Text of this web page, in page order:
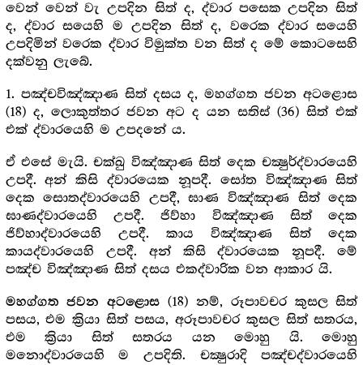
වෙන් වෙන් වැ උපදින සිත් ද, ද්වාර පසෙක උපදින සිත්
ද, ද්වාර සයෙහි ම උපදින සිත් ද, වරෙක ද්වාර සයෙහි
උපදිමින් වරෙක ද්වාර විමුක්ත වන සිත් ද මේ කොටසෙහි
දක්වනු ලැබේ.
1. පඤ්චවිඤ්ඤාණ සිත් දසය ද, මහග්ගත ජවන අටළොස
(18) ද, ලොකුත්තර ජවන අට ද යන සතිස් (36) සිත් එක්
එක් ද්වාරයෙහි ම උපදනේ ය.
ඒ එසේ මැයි. චක්ඛු විඤ්ඤාණ සිත් දෙක චක්‍ෂුර්ද්වාරයෙහි
උපදී. අන් කිසි ද්වාරයෙක නූපදී. සෝත විඤ්ඤාණ සිත්
දෙක සොතද්වාරයෙහි උපදී, ඝාණ විඤ්ඤාණ සිත් දෙක
ඝාණද්වාරයෙහි උපදී. ජිව්හා විඤ්ඤාණ සිත් දෙක
ජිව්හාද්වාරයෙහි උපදී. කාය විඤ්ඤාණ සිත් දෙක
කායද්වාරයෙහි උපදී. අන් කිසි ද්වාරයෙක නූපදී. මේ
පඤ්ච විඤ්ඤාණ සිත් දසය එකද්වාරික වන ආකාර යි.
මහග්ගත ජවන අටළොස (18) නම්, රූපාවචර කුසල සිත්
පසය, එම ක්‍රියා සිත් පසය, අරූපාවචර කුසල සිත් සතරය,
එම ක්‍රියා සිත් සතරය යන මොහු යි. මොහු
මනොද්වාරයෙහි ම උපදිති. චක්‍ෂුරාදි පඤ්චද්වාරයෙහි